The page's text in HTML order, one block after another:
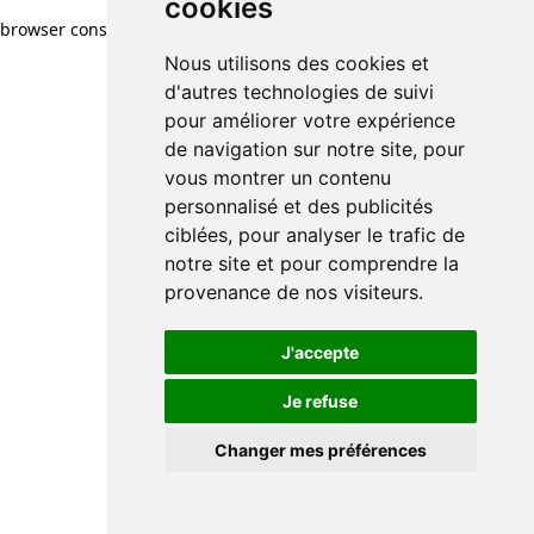
cookies
Nous utilisons des cookies et
d'autres technologies de suivi
pour améliorer votre expérience
de navigation sur notre site, pour
vous montrer un contenu
personnalisé et des publicités
ciblées, pour analyser le trafic de
notre site et pour comprendre la
provenance de nos visiteurs.
J'accepte
Je refuse
Changer mes préférences
browser console for more information)